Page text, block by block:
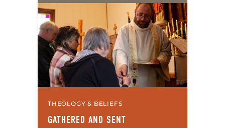
esa idea y el razonamiento que la
respalda. ¿Quién no…
THEOLOGY & BELIEFS
GATHERED AND SENT